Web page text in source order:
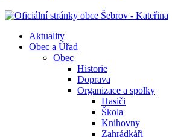
Aktuality
Obec a Úřad
Obec
Historie
Doprava
Organizace a spolky
Hasiči
Škola
Knihovny
Zahrádkáři